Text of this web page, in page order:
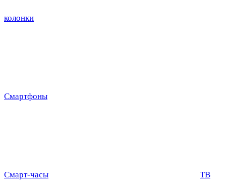
колонки
Смартфоны
Смарт-часы ТВ